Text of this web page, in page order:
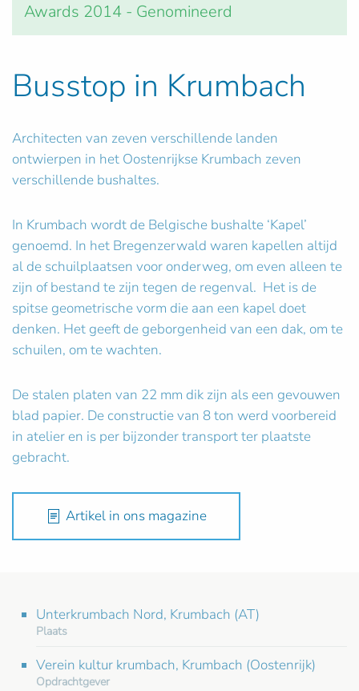
Awards 2014 - Genomineerd
Busstop in Krumbach
Architecten van zeven verschillende landen
ontwierpen in het Oostenrijkse Krumbach zeven
verschillende bushaltes.
In Krumbach wordt de Belgische bushalte ‘Kapel’
genoemd. In het Bregenzerwald waren kapellen altijd
al de schuilplaatsen voor onderweg, om even alleen te
zijn of bestand te zijn tegen de regenval. Het is de
spitse geometrische vorm die aan een kapel doet
denken. Het geeft de geborgenheid van een dak, om te
schuilen, om te wachten.
De stalen platen van 22 mm dik zijn als een gevouwen
blad papier. De constructie van 8 ton werd voorbereid
in atelier en is per bijzonder transport ter plaatste
gebracht.
Artikel in ons magazine
Unterkrumbach Nord, Krumbach (AT)
Plaats
Verein kultur krumbach, Krumbach (Oostenrijk)
Opdrachtgever